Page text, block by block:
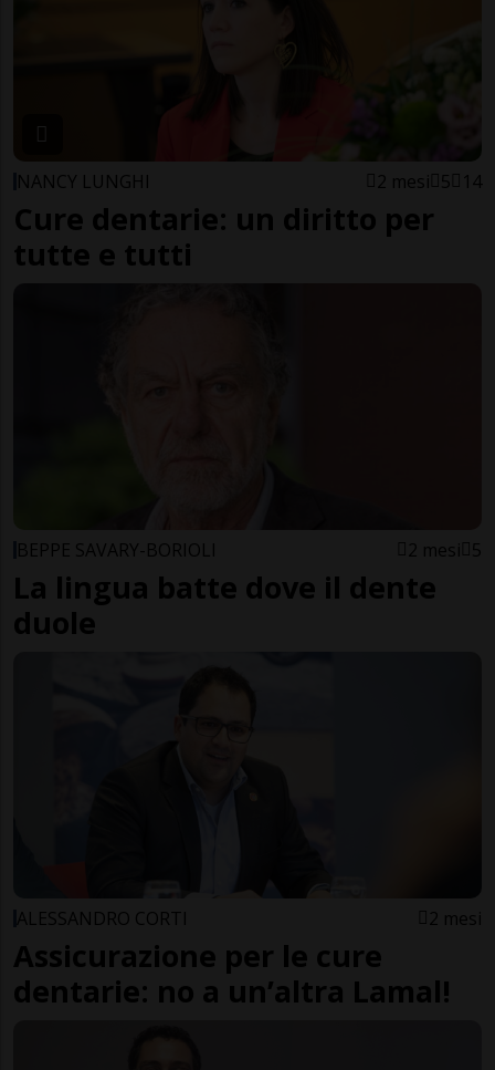
NANCY LUNGHI 2 mesi 5 14
Cure dentarie: un diritto per
tutte e tutti
BEPPE SAVARY-BORIOLI 2 mesi 5
La lingua batte dove il dente
duole
ALESSANDRO CORTI 2 mesi
Assicurazione per le cure
dentarie: no a un’altra Lamal!